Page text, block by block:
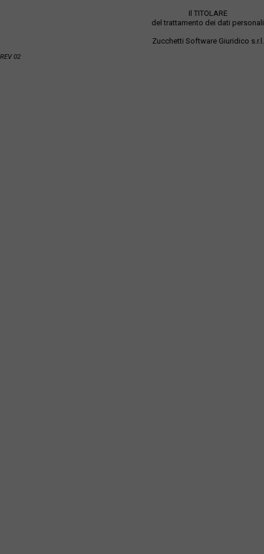
Il TITOLARE
del trattamento dei dati personali
Zucchetti Software Giuridico s.r.l.
REV 02